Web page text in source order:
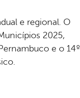
e regional. O
2025,
e o 14º